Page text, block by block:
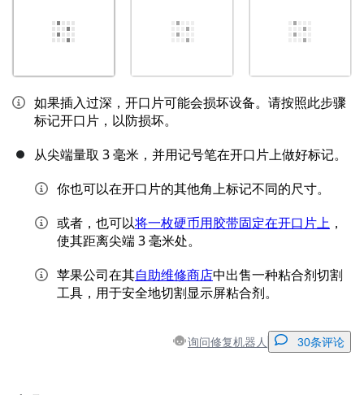
如果插入过深，开口片可能会损坏设备。请按照此步骤
标记开口片，以防损坏。
从尖端量取 3 毫米，并用记号笔在开口片上做好标记。
你也可以在开口片的其他角上标记不同的尺寸。
或者，也可以将一枚硬币用胶带固定在开口片上 ，
使其距离尖端 3 毫米处。
苹果公司在其自助维修商店中出售一种粘合剂切割
工具，用于安全地切割显示屏粘合剂。
询问修复机器人 30条评论